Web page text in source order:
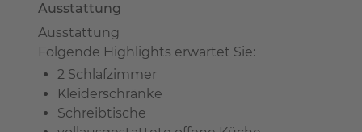
Ausstattung
Ausstattung
Folgende Highlights erwartet Sie:
2 Schlafzimmer
Kleiderschränke
Schreibtische